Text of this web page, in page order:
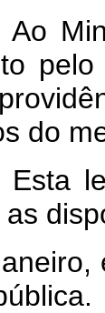
Ao
do
Esta